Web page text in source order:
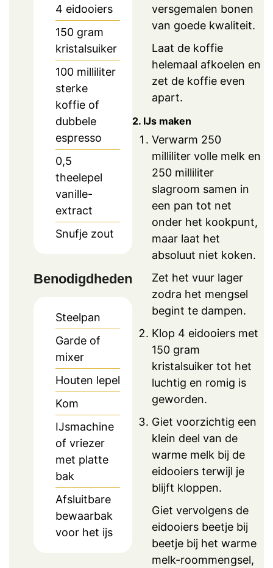
4 eidooiers
150 gram
kristalsuiker
100 milliliter
sterke
koffie of
dubbele
espresso
0,5
theelepel
vanille-
extract
Snufje zout
Benodigdheden
Steelpan
Garde of
mixer
Houten lepel
Kom
IJsmachine
of vriezer
met platte
bak
Afsluitbare
bewaarbak
voor het ijs
versgemalen bonen
van goede kwaliteit.
Laat de koffie
helemaal afkoelen en
zet de koffie even
apart.
2. IJs maken
Verwarm 250
milliliter volle melk en
250 milliliter
slagroom samen in
een pan tot net
onder het kookpunt,
maar laat het
absoluut niet koken.
Zet het vuur lager
zodra het mengsel
begint te dampen.
Klop 4 eidooiers met
150 gram
kristalsuiker tot het
luchtig en romig is
geworden.
Giet voorzichtig een
klein deel van de
warme melk bij de
eidooiers terwijl je
blijft kloppen.
Giet vervolgens de
eidooiers beetje bij
beetje bij het warme
melk-roommengsel,